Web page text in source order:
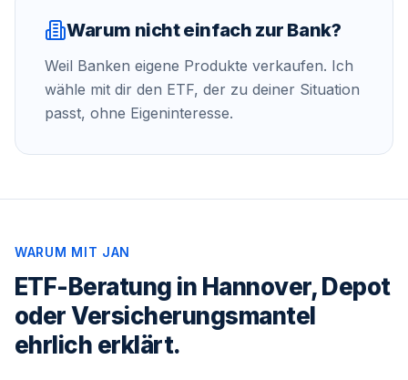
Warum nicht einfach zur Bank?
Weil Banken eigene Produkte verkaufen. Ich
wähle mit dir den ETF, der zu deiner Situation
passt, ohne Eigeninteresse.
WARUM MIT JAN
ETF-Beratung in Hannover, Depot
oder Versicherungsmantel
ehrlich erklärt.